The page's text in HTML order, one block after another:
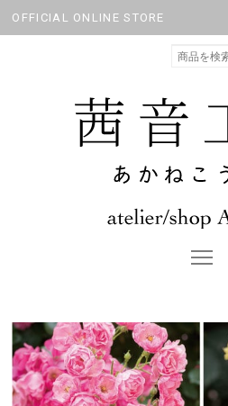
OFFICIAL ONLINE STORE